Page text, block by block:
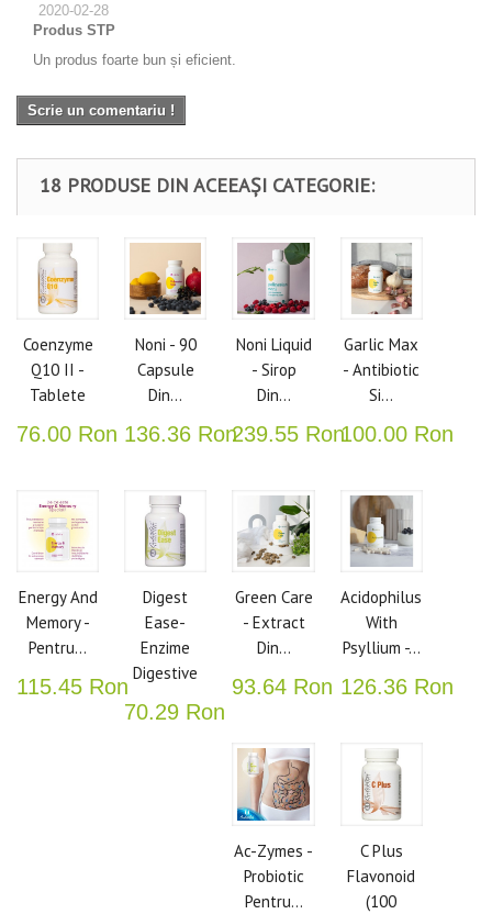
2020-02-28
Produs STP
Un produs foarte bun și eficient.
Scrie un comentariu !
18 PRODUSE DIN ACEEAȘI CATEGORIE:
Coenzyme
Q10 II -
Tablete
76.00 Ron
Noni - 90
Capsule
Din...
136.36 Ron
Noni Liquid
- Sirop
Din...
239.55 Ron
Garlic Max
- Antibiotic
Si...
100.00 Ron
Energy And
Memory -
Pentru...
115.45 Ron
Digest
Ease-
Enzime
Digestive
70.29 Ron
Green Care
- Extract
Din...
93.64 Ron
Acidophilus
With
Psyllium -...
126.36 Ron
Ac-Zymes -
Probiotic
Pentru...
C Plus
Flavonoid
(100